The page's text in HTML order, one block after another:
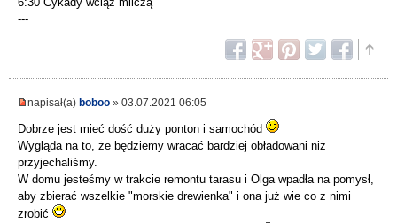
---
napisał(a) boboo » 03.07.2021 06:05
Dobrze jest mieć dość duży ponton i samochód
Wygląda na to, że będziemy wracać bardziej obładowani niż
przyjechaliśmy.
W domu jesteśmy w trakcie remontu tarasu i Olga wpadła na pomysł,
aby zbierać wszelkie "morskie drewienka" i ona już wie co z nimi
zrobić